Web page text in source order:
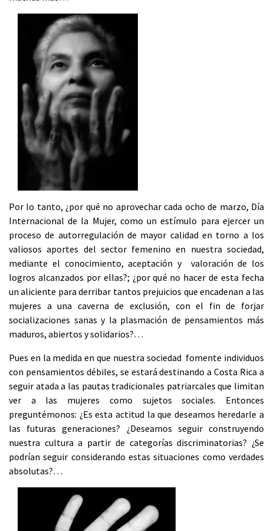
Por lo tanto, ¿por qué no aprovechar cada ocho de marzo, Día
Internacional de la Mujer, como un estímulo para ejercer un
proceso de autorregulación de mayor calidad en torno a los
valiosos aportes del sector femenino en nuestra sociedad,
mediante el conocimiento, aceptación y valoración de los
logros alcanzados por ellas?; ¿por qué no hacer de esta fecha
un aliciente para derribar tantos prejuicios que encadenan a las
mujeres a una caverna de exclusión, con el fin de forjar
socializaciones sanas y la plasmación de pensamientos más
maduros, abiertos y solidarios?…
Pues en la medida en que nuestra sociedad fomente individuos
con pensamientos débiles, se estará destinando a Costa Rica a
seguir atada a las pautas tradicionales patriarcales que limitan
ver a las mujeres como sujetos sociales. Entonces
preguntémonos: ¿Es esta actitud la que deseamos heredarle a
las futuras generaciones? ¿Deseamos seguir construyendo
nuestra cultura a partir de categorías discriminatorias? ¿Se
podrían seguir considerando estas situaciones como verdades
absolutas?…